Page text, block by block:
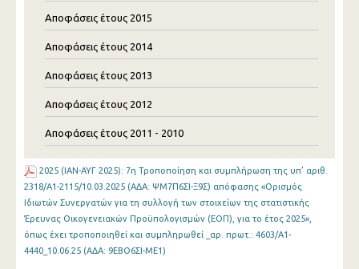
Αποφάσεις έτους 2015
Αποφάσεις έτους 2014
Αποφάσεις έτους 2013
Αποφάσεις έτους 2012
Αποφάσεις έτους 2011 - 2010
2025 (ΙΑΝ-ΑΥΓ 2025): 7η Τροποποίηση και συμπλήρωση της υπ’ αριθ.
2318/Α1-2115/10.03.2025 (ΑΔΑ: ΨΜ7Π6ΣΙ-Ξ9Σ) απόφασης «Ορισμός
Ιδιωτών Συνεργατών για τη συλλογή των στοιχείων της στατιστικής
Έρευνας Οικογενειακών Προϋπολογισμών (ΕΟΠ), για το έτος 2025»,
όπως έχει τροποποιηθεί και συμπληρωθεί _αρ. πρωτ.: 4603/Α1-
4440_10.06.25 (ΑΔΑ: 9ΕΒΟ6ΣΙ-ΜΕ1)